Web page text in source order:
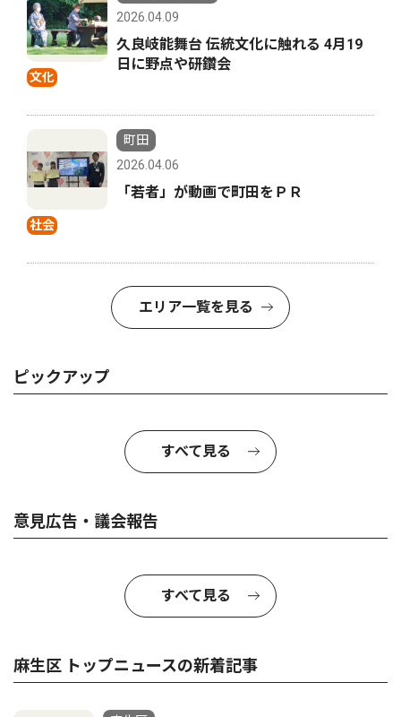
文化
2026.04.09
久良岐能舞台 伝統文化に触れる 4月19
日に野点や研鑽会
社会
町田
2026.04.06
「若者」が動画で町田をＰＲ
エリア一覧を見る
ピックアップ
すべて見る
意見広告・議会報告
すべて見る
麻生区 トップニュースの新着記事